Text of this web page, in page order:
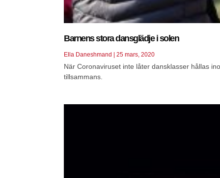
Barnens stora dansglädje i solen
Ella Daneshmand 25 mars, 2020
När Coronaviruset inte låter dansklasser hållas
tillsammans.